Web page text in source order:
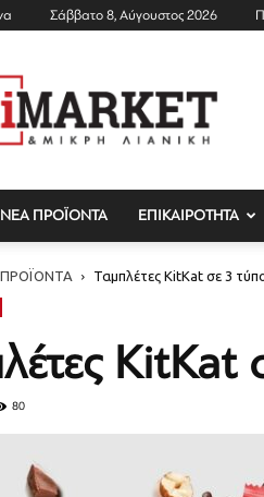
Σάββατο 8, Αύγουστος 2026
ΝΕΑ ΠΡΟΪΟΝΤΑ ΕΠΙΚΑΙΡΟΤΗΤΑ
Ταμπλέτες KitKat σε 3
KitKat
80